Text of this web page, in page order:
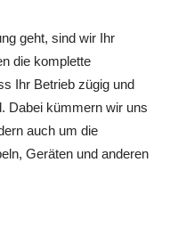
geht, sind wir Ihr
die komplette
Ihr Betrieb zügig und
Dabei kümmern wir uns
auch um die
Geräten und anderen